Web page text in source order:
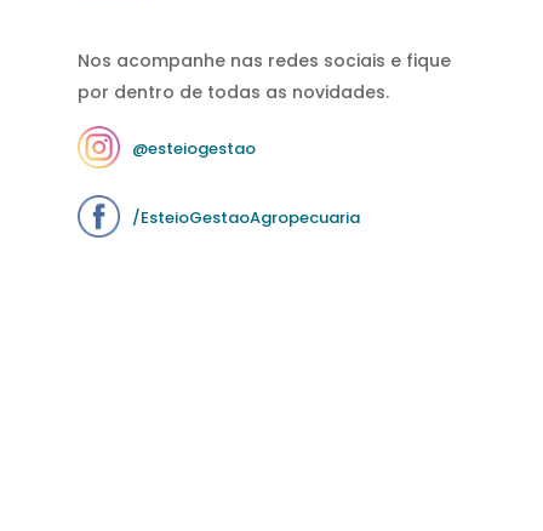
Nos acompanhe nas redes sociais e fique
por dentro de todas as novidades.
@esteiogestao
/EsteioGestaoAgropecuaria